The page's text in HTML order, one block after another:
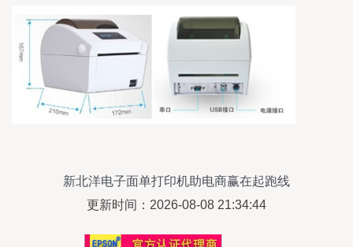
新北洋电子面单打印机助电商赢在起跑线
更新时间：2026-08-08 21:34:44